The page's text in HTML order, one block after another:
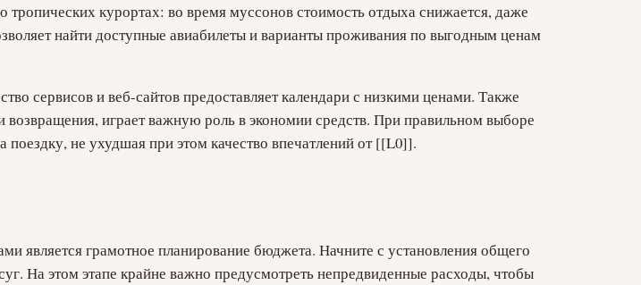
курортах: во время муссонов стоимость отдыха снижается, даже
найти доступные авиабилеты и варианты проживания по выгодным ценам
сервисов и веб-сайтов предоставляет календари с низкими ценами. Также
играет важную роль в экономии средств. При правильном выборе
не ухудшая при этом качество впечатлений от [[L0]].
является грамотное планирование бюджета. Начните с установления общего
На этом этапе крайне важно предусмотреть непредвиденные расходы, чтобы